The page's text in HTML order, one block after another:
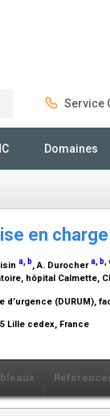
Service
Domaines
en
a, b, A. Durochera, b,
hôpital Calmette,
(DURUM),
Lille cedex, France